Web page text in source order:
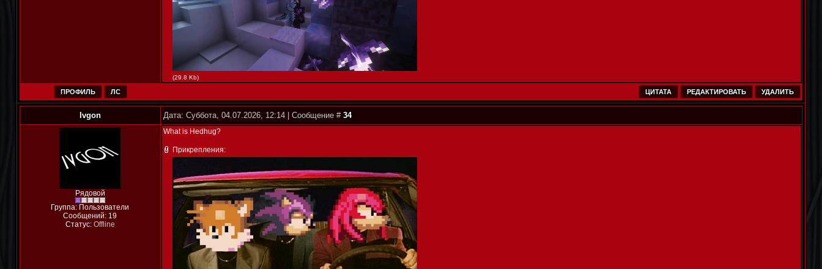
(29.8 Kb)
ПРОФИЛЬ ЛС ЦИТАТА РЕДАКТИРОВАТЬ УДАЛИТЬ
Ivgon Дата: Суббота, 04.07.2026, 12:14 | Сообщение # 34
Рядовой
Группа: Пользователи
Сообщений: 19
Статус: Offline
What is Hedhug?
Прикрепления: